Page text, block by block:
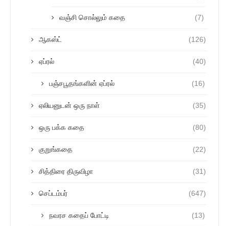
வஞ்சி சொல்லும் கதை (7)
ஆகஸ்ட் (126)
ஏப்ரல் (40)
பஞ்சபூதங்களின் ஏப்ரல் (16)
ஏலியனுடன் ஒரு நாள் (35)
ஒரு பக்க கதை (80)
குறுங்கதை (22)
சித்திரை திருவிழா (31)
செப்டம்பர் (647)
நவரச கதைப் போட்டி (13)